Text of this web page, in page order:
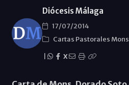
Diócesis Málaga
17/07/2014
Cartas Pastorales
X